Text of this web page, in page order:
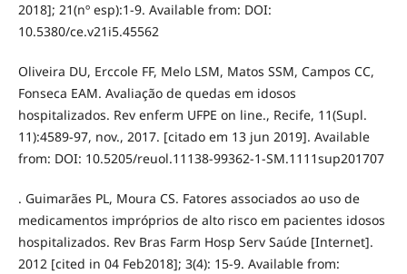
2018]; 21(nº esp):1-9. Available from: DOI:
10.5380/ce.v21i5.45562
Oliveira DU, Erccole FF, Melo LSM, Matos SSM, Campos CC,
Fonseca EAM. Avaliação de quedas em idosos
hospitalizados. Rev enferm UFPE on line., Recife, 11(Supl.
11):4589-97, nov., 2017. [citado em 13 jun 2019]. Available
from: DOI: 10.5205/reuol.11138-99362-1-SM.1111sup201707
. Guimarães PL, Moura CS. Fatores associados ao uso de
medicamentos impróprios de alto risco em pacientes idosos
hospitalizados. Rev Bras Farm Hosp Serv Saúde [Internet].
2012 [cited in 04 Feb2018]; 3(4): 15-9. Available from: